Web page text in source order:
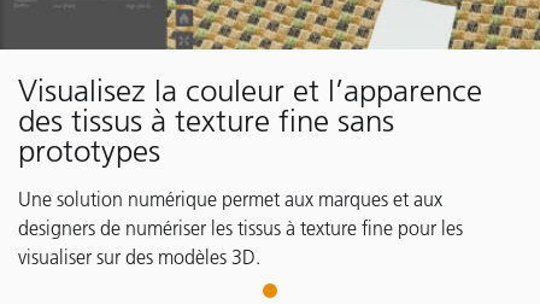
Visualisez la couleur et l’apparence
des tissus à texture fine sans
prototypes
Une solution numérique permet aux marques et aux
designers de numériser les tissus à texture fine pour les
visualiser sur des modèles 3D.
1